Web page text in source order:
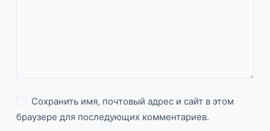
Сохранить имя, почтовый адрес и сайт в этом
браузере для последующих комментариев.